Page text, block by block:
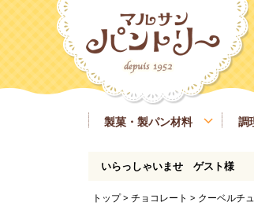
製菓・製パン材料
粉類 糖類 バタ
イースト、酵母、発酵
調
基本の道具 製菓・製パン
ラッピング、包材
マルサンパントリーオリジナル食材
季節商品
送料無料商品 業務用サイズ
実店舗情報
レシピ
いらっしゃいませ ゲスト様
トップ> チョコレート > クーベルチ